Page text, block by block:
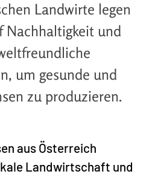
Landwirte legen
Nachhaltigkeit und
um gesunde und
zu produzieren.
aus Österreich
Landwirtschaft und